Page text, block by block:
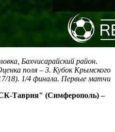
Бахчисарайский район.
поля – 3. Кубок Крымского
18). 1/4 финала. Первые матчи
Таврия" (Симферополь) –